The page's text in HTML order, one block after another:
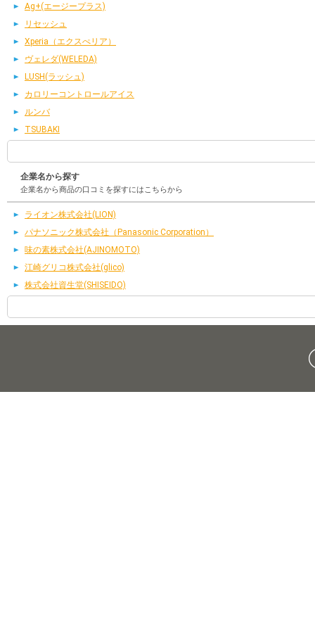
Ag+(エージープラス)
リセッシュ
Xperia（エクスぺリア）
ヴェレダ(WELEDA)
LUSH(ラッシュ)
カロリーコントロールアイス
ルンバ
TSUBAKI
企業名から探す
企業名から商品の口コミを探すにはこちらから
ライオン株式会社(LION)
パナソニック株式会社（Panasonic Corporation）
味の素株式会社(AJINOMOTO)
江崎グリコ株式会社(glico)
株式会社資生堂(SHISEIDO)